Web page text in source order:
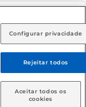
deseja receber
em Loja
para o
on-line é de R$
direitos
Configurar privacidade
Rejeitar todos
Aceitar todos os
cookies